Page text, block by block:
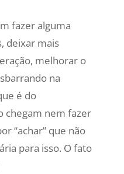
fazer alguma
deixar mais
melhorar o
na
é do
chegam nem fazer
“achar” que não
para isso. O fato